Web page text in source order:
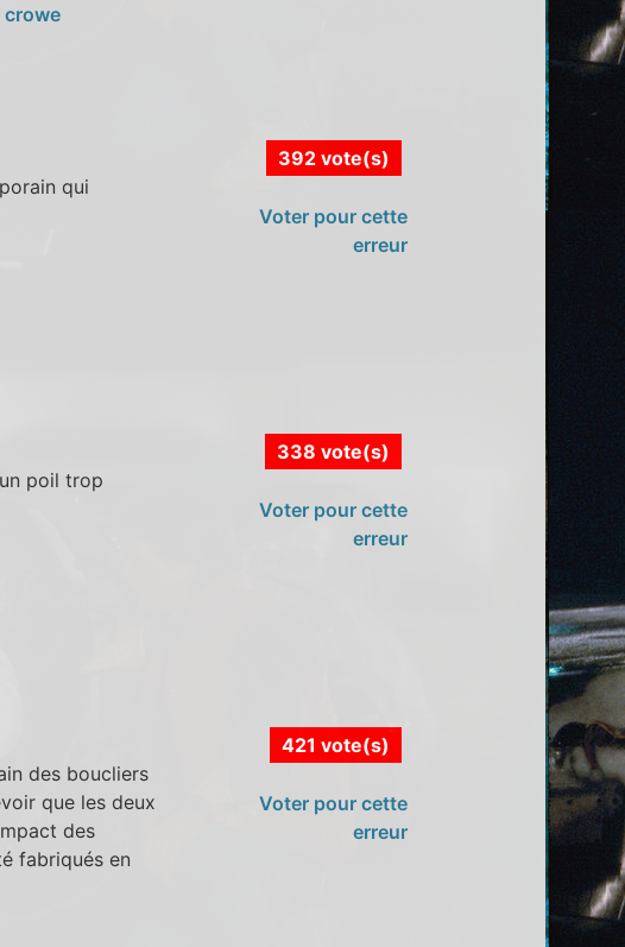
crowe
qui
392 vote(s)
Voter pour cette
erreur
poil trop
338 vote(s)
Voter pour cette
erreur
des boucliers
que les deux
des
fabriqués en
421 vote(s)
Voter pour cette
erreur